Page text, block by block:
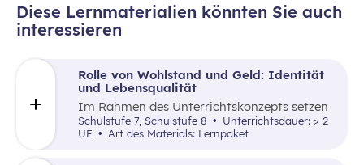
Diese Lernmaterialien könnten Sie auch
interessieren
Rolle von Wohlstand und Geld: Identität
und Lebensqualität
Im Rahmen des Unterrichtskonzepts setzen
sich die Schüler:innen kritisch mit
Entscheidungsfaktoren zur Berufswahl sowie
Schulstufe 7, Schulstufe 8
UE
Art des Materials: Lernpaket